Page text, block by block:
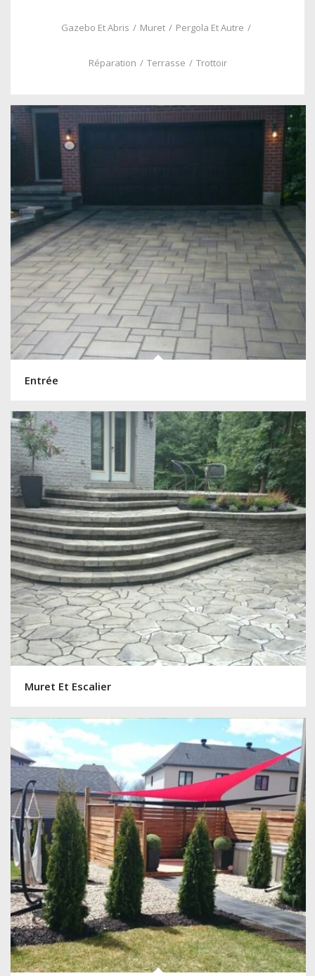
Gazebo Et Abris / Muret / Pergola Et Autre /
Réparation / Terrasse / Trottoir
Entrée
Muret Et Escalier